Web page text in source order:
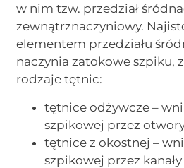
w nim tzw. przedział
zewnątrznaczyniowy.
elementem przedziału
naczynia zatokowe szpiku,
rodzaje tętnic:
tętnice odżywcze –
szpikowej przez
tętnice z okostnej –
szpikowej przez